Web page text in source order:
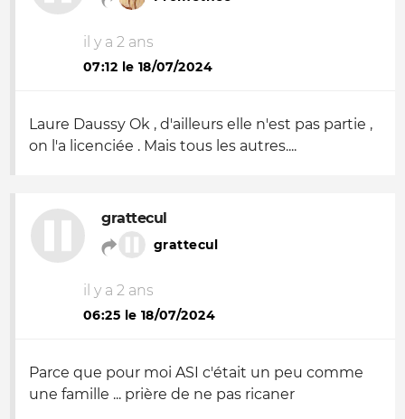
il y a 2 ans
07:12 le 18/07/2024
Laure Daussy Ok , d'ailleurs elle n'est pas partie ,
on l'a licenciée . Mais tous les autres....
grattecul
grattecul
il y a 2 ans
06:25 le 18/07/2024
Parce que pour moi ASI c'était un peu comme
une famille ... prière de ne pas ricaner